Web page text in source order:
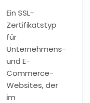
Ein SSL-
Zertifikatstyp
für
Unternehmens-
und E-
Commerce-
Websites, der
im